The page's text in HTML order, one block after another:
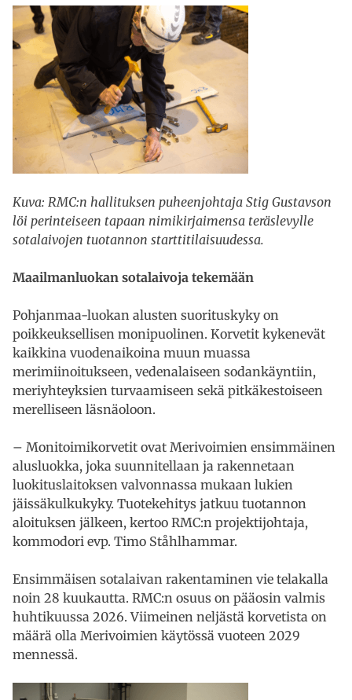
Kuva: RMC:n hallituksen puheenjohtaja Stig Gustavson
löi perinteiseen tapaan nimikirjaimensa teräslevylle
sotalaivojen tuotannon starttitilaisuudessa.
Maailmanluokan sotalaivoja tekemään
Pohjanmaa-luokan alusten suorituskyky on
poikkeuksellisen monipuolinen. Korvetit kykenevät
kaikkina vuodenaikoina muun muassa
merimiinoitukseen, vedenalaiseen sodankäyntiin,
meriyhteyksien turvaamiseen sekä pitkäkestoiseen
merelliseen läsnäoloon.
– Monitoimikorvetit ovat Merivoimien ensimmäinen
alusluokka, joka suunnitellaan ja rakennetaan
luokituslaitoksen valvonnassa mukaan lukien
jäissäkulkukyky. Tuotekehitys jatkuu tuotannon
aloituksen jälkeen, kertoo RMC:n projektijohtaja,
kommodori evp. Timo Ståhlhammar.
Ensimmäisen sotalaivan rakentaminen vie telakalla
noin 28 kuukautta. RMC:n osuus on pääosin valmis
huhtikuussa 2026. Viimeinen neljästä korvetista on
määrä olla Merivoimien käytössä vuoteen 2029
mennessä.